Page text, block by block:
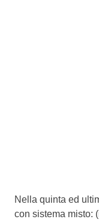
Nella quinta ed
con sistema misto: